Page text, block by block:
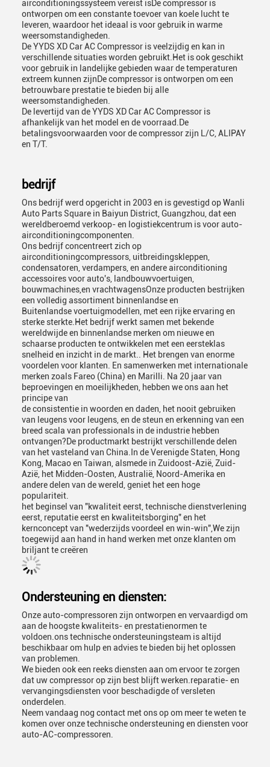
airconditioningssysteem vereist isDe compressor is
ontworpen om een constante toevoer van koele lucht te
leveren, waardoor het ideaal is voor gebruik in warme
weersomstandigheden.
De YYDS XD Car AC Compressor is veelzijdig en kan in
verschillende situaties worden gebruikt.Het is ook geschikt
voor gebruik in landelijke gebieden waar de temperaturen
extreem kunnen zijnDe compressor is ontworpen om een
betrouwbare prestatie te bieden bij alle
weersomstandigheden.
De levertijd van de YYDS XD Car AC Compressor is
afhankelijk van het model en de voorraad.De
betalingsvoorwaarden voor de compressor zijn L/C, ALIPAY
en T/T.
bedrijf
Ons bedrijf werd opgericht in 2003 en is gevestigd op Wanli
Auto Parts Square in Baiyun District, Guangzhou, dat een
wereldberoemd verkoop- en logistiekcentrum is voor auto-
airconditioningcomponenten.
Ons bedrijf concentreert zich op
airconditioningcompressors, uitbreidingskleppen,
condensatoren, verdampers, en andere airconditioning
accessoires voor auto's, landbouwvoertuigen,
bouwmachines,en vrachtwagensOnze producten bestrijken
een volledig assortiment binnenlandse en
Buitenlandse voertuigmodellen, met een rijke ervaring en
sterke sterkte.Het bedrijf werkt samen met bekende
wereldwijde en binnenlandse merken om nieuwe en
schaarse producten te ontwikkelen met een eersteklas
snelheid en inzicht in de markt.. Het brengen van enorme
voordelen voor klanten. En samenwerken met internationale
merken zoals Fareo (China) en Marilli. Na 20 jaar van
beproevingen en moeilijkheden, hebben we ons aan het
principe van
de consistentie in woorden en daden, het nooit gebruiken
van leugens voor leugens, en de steun en erkenning van een
breed scala van professionals in de industrie hebben
ontvangen?De productmarkt bestrijkt verschillende delen
van het vasteland van China.In de Verenigde Staten, Hong
Kong, Macao en Taiwan, alsmede in Zuidoost-Azië, Zuid-
Azië, het Midden-Oosten, Australië, Noord-Amerika en
andere delen van de wereld, geniet het een hoge
populariteit.
het beginsel van "kwaliteit eerst, technische dienstverlening
eerst, reputatie eerst en kwaliteitsborging" en het
kernconcept van "wederzijds voordeel en win-win",We zijn
toegewijd aan hand in hand werken met onze klanten om
briljant te creëren
Ondersteuning en diensten:
Onze auto-compressoren zijn ontworpen en vervaardigd om
aan de hoogste kwaliteits- en prestatienormen te
voldoen.ons technische ondersteuningsteam is altijd
beschikbaar om hulp en advies te bieden bij het oplossen
van problemen.
We bieden ook een reeks diensten aan om ervoor te zorgen
dat uw compressor op zijn best blijft werken.reparatie- en
vervangingsdiensten voor beschadigde of versleten
onderdelen.
Neem vandaag nog contact met ons op om meer te weten te
komen over onze technische ondersteuning en diensten voor
auto-AC-compressoren.